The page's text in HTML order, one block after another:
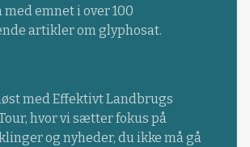
emnet i over 100
artikler om glyphosat.
med Effektivt Landbrugs
hvor vi sætter fokus på
og nyheder, du ikke må gå